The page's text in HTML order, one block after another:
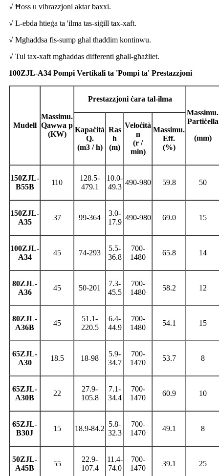
√ Ħoss u vibrazzjoni aktar baxxi.
√ L-ebda ħtieġa ta 'ilma tas-siġill tax-xaft.
√ Mgħaddsa fis-sump għal tħaddim kontinwu.
√ Tul tax-xaft mgħaddas differenti għall-għażliet.
100ZJL-A34 Pompi Vertikali ta 'Pompi ta' Prestazzjoni
Mudell
Massimu.
Qawwa p
(KW)
Prestazzjoni ċara tal-ilma
Massimu.
Partiċella
(mm)
Kapaċità
Q.
(m3 / h)
Ras
h
(m)
Veloċità
n
(r /
min)
Massimu.
Eff.
(%)
150ZJL-
B55B
110
128.5-
479.1
10.0-
49.3
490-980 59.8 50
150ZJL-
A35
37 99-364
3.0-
17.9
490-980 69.0 15
100ZJL-
A34
45 74-293
5.5-
36.8
700-
1480
65.8 14
80ZJL-
A36
45 50-201
7.3-
45.5
700-
1480
58.2 12
80ZJL-
A36B
45
51.1-
220.5
6.4-
44.9
700-
1480
54.1 15
65ZJL-
A30
18.5 18-98
5.9-
34.7
700-
1470
53.7 8
65ZJL-
A30B
22
27.9-
105.8
7.1-
34.4
700-
1470
60.9 10
65ZJL-
B30J
15 18.9-84.2
5.8-
32.3
700-
1470
49.1 8
50ZJL-
A45B
55
22.9-
107.4
11.4-
74.0
700-
1470
39.1 25